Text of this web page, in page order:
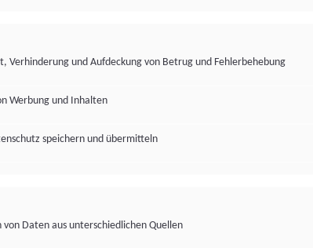
Verhinderung und Aufdeckung von Betrug und Fehlerbehebung
Werbung und Inhalten
speichern und übermitteln
Daten aus unterschiedlichen Quellen